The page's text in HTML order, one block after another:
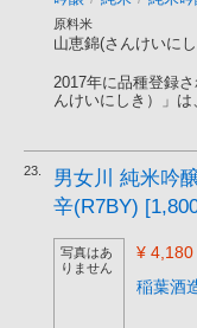
原料米
山恵錦(さんけいに
2017年に品種登録
んけいにしき）」
23.
男女川 純米吟
辛(R7BY)
写真はあ
りません
¥ 4,180
稲葉酒